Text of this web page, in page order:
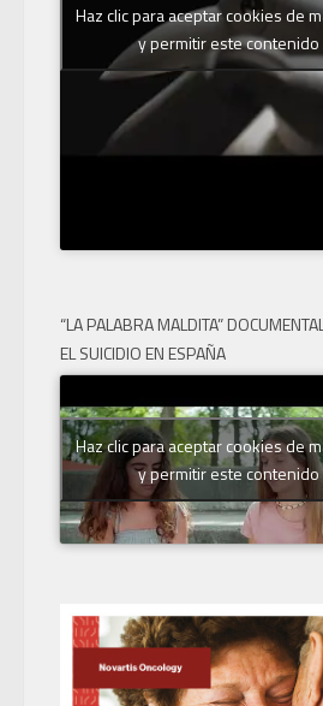
Haz clic para aceptar cookies de
y permitir este contenido
“LA PALABRA MALDITA”
EL SUICIDIO EN ESPAÑA
Haz clic para aceptar cookies de
y permitir este contenido